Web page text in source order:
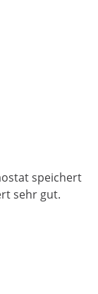
speichert
sehr gut.